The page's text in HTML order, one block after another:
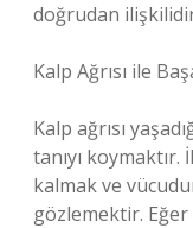
doğrudan
Kalp Ağrısı ile
Kalp ağrısı
tanıyı
kalmak ve
gözlemektir.